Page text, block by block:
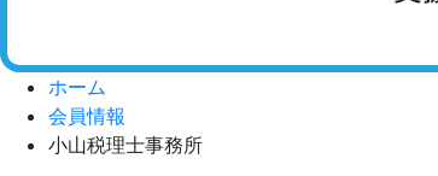
ホーム
会員情報
小山税理士事務所